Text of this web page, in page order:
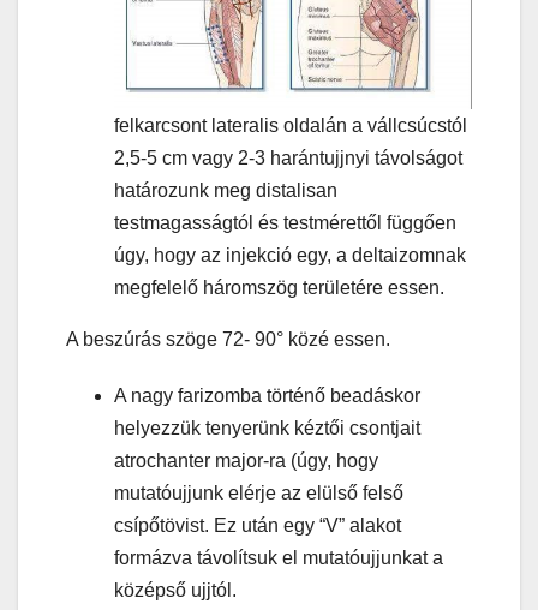
felkarcsont lateralis oldalán a vállcsúcstól
2,5-5 cm vagy 2-3 harántujjnyi távolságot
határozunk meg distalisan
testmagasságtól és testmérettől függően
úgy, hogy az injekció egy, a deltaizomnak
megfelelő háromszög területére essen.
A beszúrás szöge 72- 90° közé essen.
A nagy farizomba történő beadáskor
helyezzük tenyerünk kéztői csontjait
atrochanter major-ra (úgy, hogy
mutatóujjunk elérje az elülső felső
csípőtövist. Ez után egy “V” alakot
formázva távolítsuk el mutatóujjunkat a
középső ujjtól.